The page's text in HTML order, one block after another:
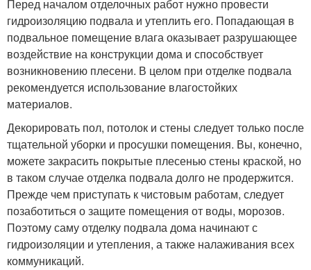
Перед началом отделочных работ нужно провести
гидроизоляцию подвала и утеплить его. Попадающая в
подвальное помещение влага оказывает разрушающее
воздействие на конструкции дома и способствует
возникновению плесени. В целом при отделке подвала
рекомендуется использование влагостойких
материалов.
Декорировать пол, потолок и стены следует только после
тщательной уборки и просушки помещения. Вы, конечно,
можете закрасить покрытые плесенью стены краской, но
в таком случае отделка подвала долго не продержится.
Прежде чем приступать к чистовым работам, следует
позаботиться о защите помещения от воды, морозов.
Поэтому саму отделку подвала дома начинают с
гидроизоляции и утепления, а также налаживания всех
коммуникаций.